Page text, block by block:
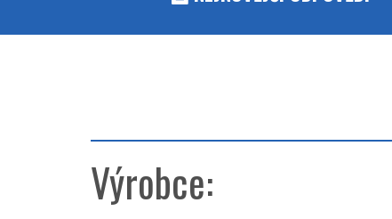
Výrobce: